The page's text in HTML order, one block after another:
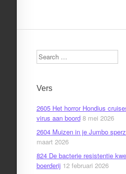
Search
Vers
2605 Het horror Hondius
virus aan boord 8 mei 2026
2604 Muizen in je Jumbo
maart 2026
824 De bacterie resistentie
boerderij 12 februari 2026